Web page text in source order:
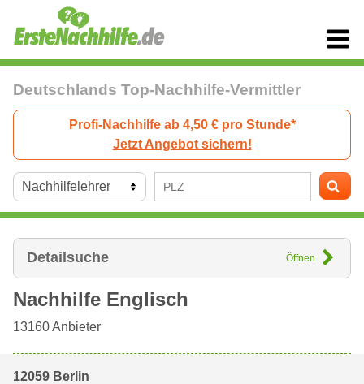
Deutschlands Top-Nachhilfe-Vermittler
Profi-Nachhilfe ab 4,50 € pro Stunde*
Jetzt Angebot sichern!
Detailsuche Öffnen
Nachhilfe Englisch
13160Anbieter
12059 Berlin